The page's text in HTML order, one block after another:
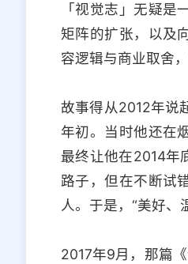
「视觉志」无疑
矩阵的扩张，以及
容逻辑与商业取舍
故事得从2012年说
年初。当时他还在
最终让他在2014年
路子，但在不断试
人。于是，“美好、
2017年9月，那篇